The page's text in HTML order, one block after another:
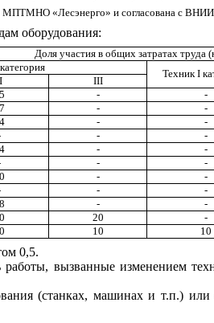
МПТМНО «Лесэнерго» и согласована с
оборудования:
Доля участия в общих затратах труда
Техник I
III
- -
- -
- -
- -
- -
- -
- -
- -
- -
20 -
10 10
0,5.
вызванные изменением
(станках, машинах и т.п.)